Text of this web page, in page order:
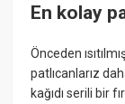
En kolay
Önceden
patlıcanlarız
kağıdı serili bir